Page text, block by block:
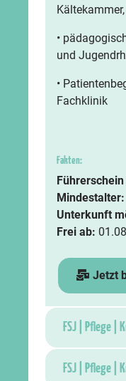
•
und
•
Fachklinik
Fakten:
Mindestalter:
Unterkunft
Frei ab:
Jetzt
FSJ | Pflege |
FSJ | Pflege |